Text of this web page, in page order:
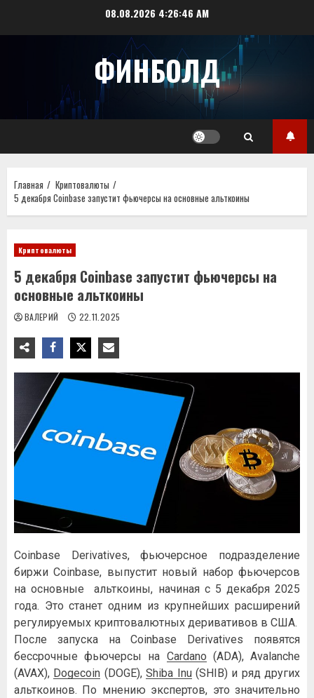
08.08.2026 4:26:46 AM
ФИНБОЛД
Главная
Криптовалюты
5 декабря Coinbase запустит фьючерсы на основные альткоины
Криптовалюты
5 декабря Coinbase запустит фьючерсы на
основные альткоины
ВАЛЕРИЙ 22.11.2025
Coinbase Derivatives, фьючерсное подразделение
биржи Coinbase, выпустит новый набор фьючерсов
на основные альткоины, начиная с 5 декабря 2025
года. Это станет одним из крупнейших расширений
регулируемых криптовалютных деривативов в США.
После запуска на Coinbase Derivatives появятся
бессрочные фьючерсы на Cardano (ADA), Avalanche
(AVAX), Dogecoin (DOGE),Shiba Inu(SHIB) и ряд других
альткоинов. По мнению экспертов, это значительно